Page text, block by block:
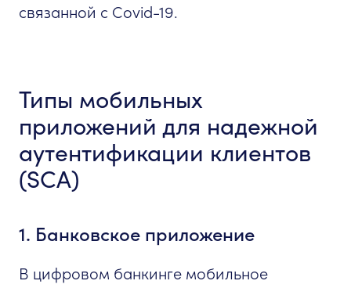
связанной с Covid-19.
Типы мобильных
приложений для надежной
аутентификации клиентов
(SCA)
1. Банковское приложение
В цифровом банкинге мобильное